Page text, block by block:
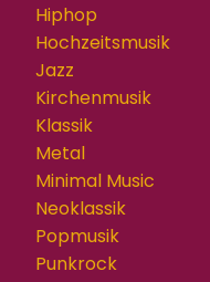
Hiphop
Hochzeitsmusik
Jazz
Kirchenmusik
Klassik
Metal
Minimal Music
Neoklassik
Popmusik
Punkrock